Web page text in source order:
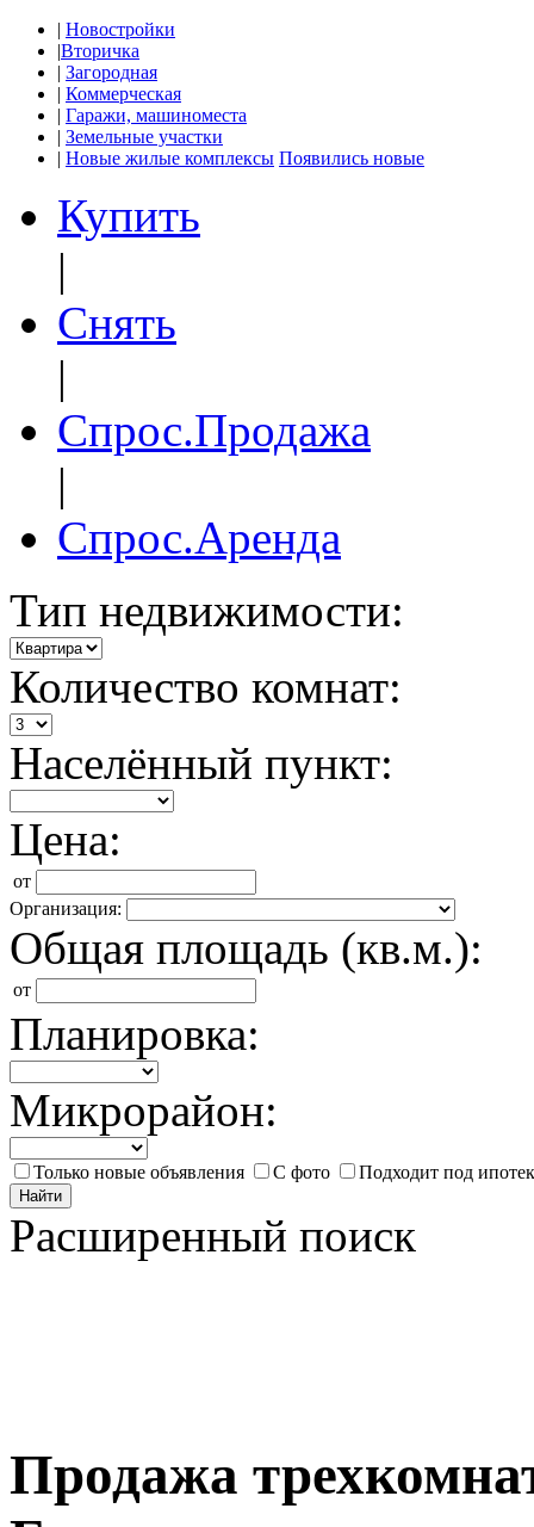
| Новостройки
|Вторичка
| Загородная
| Коммерческая
| Гаражи, машиноместа
| Земельные участки
| Новые жилые комплексы Появились новые
Купить
|
Снять
|
Спрос.Продажа
|
Спрос.Аренда
Тип недвижимости:
Количество комнат:
Населённый пункт:
Цена:
от
Организация:
Общая площадь (кв.м.):
от
Планировка:
Микрорайон:
Только новые объявления С фото Подходит под
Найти
Расширенный поиск
Продажа